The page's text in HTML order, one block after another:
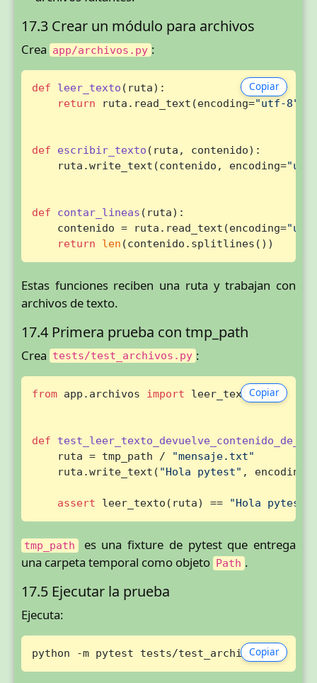
17.3 Crear un módulo para archivos
Crea app/archivos.py :
Copiar
def leer_texto ( ruta):
return ruta.read_text(encoding="utf-8"
def escribir_texto ( ruta, contenido):
    ruta.write_text(contenido, encoding=
def contar_lineas ( ruta):
    contenido = ruta.read_text(encoding=
return
len (contenido.splitlines())
Estas funciones reciben una ruta y trabajan con
archivos de texto.
17.4 Primera prueba con tmp_path
Crea tests/test_archivos.py :
Copiar
from app.archivos import leer_texto
def
    ruta = tmp_path /
"mensaje.txt"
    ruta.write_text(
"Hola pytest" , encoding=
assert leer_texto(ruta) == "Hola pytest"
tmp_path es una fixture de pytest que entrega
una carpeta temporal como objeto Path .
17.5 Ejecutar la prueba
Ejecuta:
Copiar
python -m pytest tests/test_archivos.py